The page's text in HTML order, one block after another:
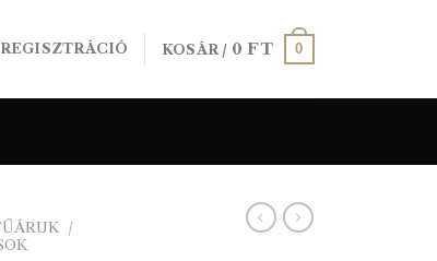
KOSÁR / 0FT 0
/